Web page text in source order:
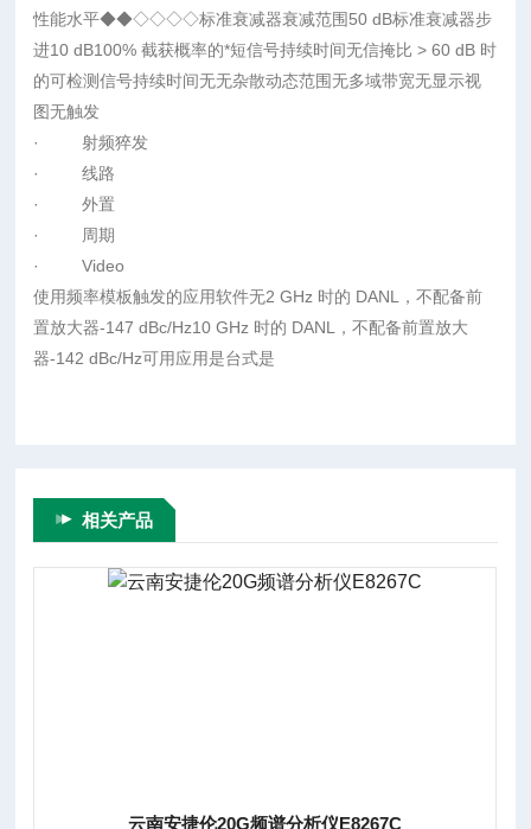
性能水平◆◆◇◇◇◇标准衰减器衰减范围50 dB标准衰减器步
进10 dB100% 截获概率的*短信号持续时间无信掩比 > 60 dB 时
的可检测信号持续时间无无杂散动态范围无多域带宽无显示视
图无触发
· 射频猝发
· 线路
· 外置
· 周期
· Video
使用频率模板触发的应用软件无2 GHz 时的 DANL，不配备前
置放大器-147 dBc/Hz10 GHz 时的 DANL，不配备前置放大
器-142 dBc/Hz可用应用是台式是
相关产品
云南安捷伦20G频谱分析仪E8267C